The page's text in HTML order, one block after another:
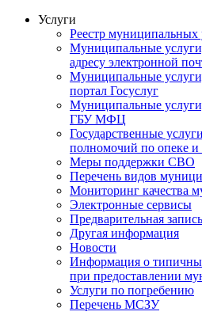
Услуги
Реестр муниципальных
Муниципальные
адресу электронной
Муниципальные
портал Госуслуг
Муниципальные
ГБУ МФЦ
Государственные
полномочий по опеке и
Меры поддержки СВО
Перечень видов
Мониторинг качества
Электронные сервисы
Предварительная запись
Другая информация
Новости
Информация о
при предоставлении
Услуги по погребению
Перечень МСЗУ